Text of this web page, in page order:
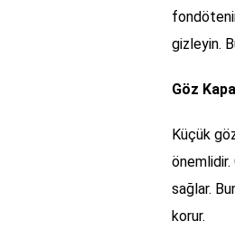
gizleyin.
Göz
Küçük
önemlidir.
sağlar.
korur.